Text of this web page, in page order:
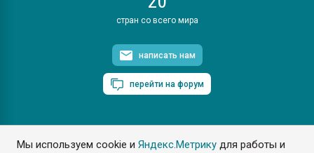
Мы используем cookie иЯндекс.Метрику для работы и
стран со всего мира
написать нам
перейти на форум
ПластЭксперт © 2006. Все права защищены